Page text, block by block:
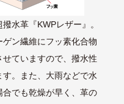
水革『KWPレザー』。
ゲン繊維にフッ素化合物
せていますので、撥水性
す。また、大雨などで水
合でも乾燥が早く、革の